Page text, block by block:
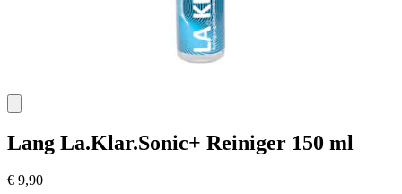
Lang La.Klar.Sonic+ Reiniger 150 ml
€ 9,90